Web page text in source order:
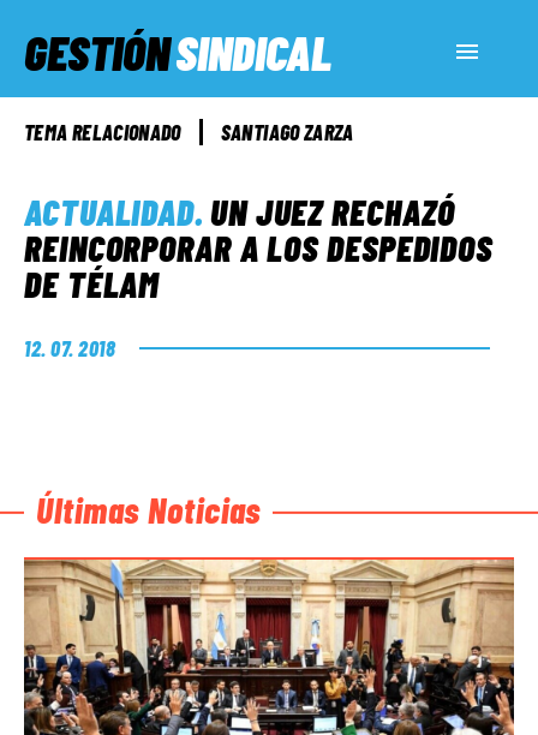
GESTIÓNSINDICAL
ACTUALIDAD
SERVICIOS SOCIALES
INFORMES ESPECIALES
FUERA DE MEGÁFONO
TEMA RELACIONADO SANTIAGO ZARZA
ACTUALIDAD.UN JUEZ RECHAZÓ
REINCORPORAR A LOS DESPEDIDOS
DE TÉLAM
12. 07. 2018
Últimas Noticias